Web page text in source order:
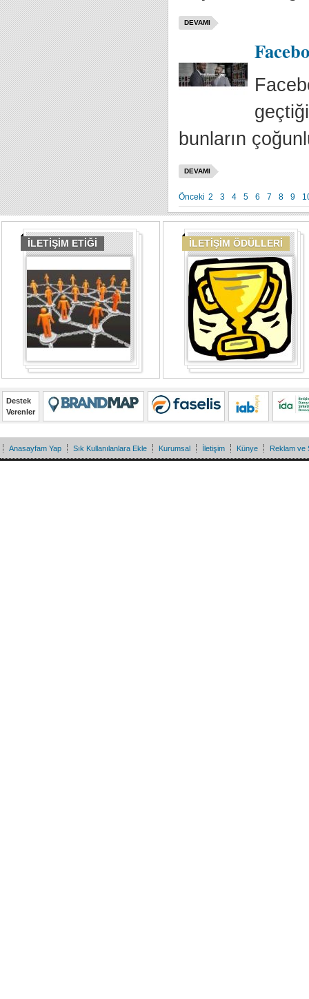
DEVAMI
bunların
DEVAMI
Önceki 2 3 4 5 6 7 8 9
İLETİŞİM ETİĞİ İLETİŞİM ÖDÜLLERİ
Destek
Verenler
Anasayfam Yap Sık Kullanılanlara Ekle Kurumsal İletişim Künye Reklam ve